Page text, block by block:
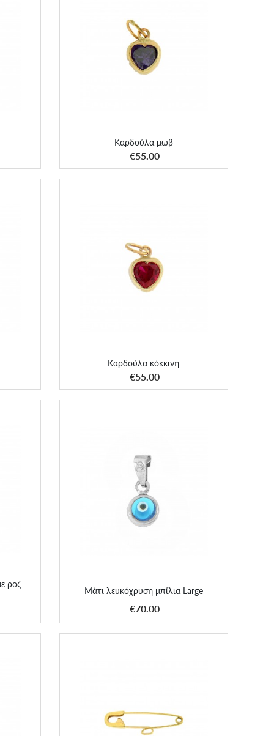
Καρδούλα μωβ
€55.00
Καρδούλα μωβ
ΑΠΟΚΤΗΣΕ ΤΟ
Καρδούλα κόκκινη
€55.00
Καρδούλα κόκκινη
ΑΠΟΚΤΗΣΕ ΤΟ
ροζ
Μάτι λευκόχρυση μπίλια Large
€70.00
Μάτι λευκόχρυση μπίλια Large
ΑΠΟΚΤΗΣΕ ΤΟ
Παραμάνα σκέτη